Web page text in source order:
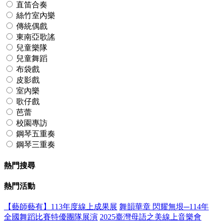
直笛合奏
絲竹室內樂
傳統偶戲
東南亞歌謠
兒童樂隊
兒童舞蹈
布袋戲
皮影戲
室內樂
歌仔戲
芭蕾
校園專訪
鋼琴五重奏
鋼琴三重奏
熱門搜尋
熱門活動
【藝師藝有】113年度線上成果展 舞韻華章 閃耀無垠─114年
全國舞蹈比賽特優團隊展演 2025臺灣母語之美線上音樂會